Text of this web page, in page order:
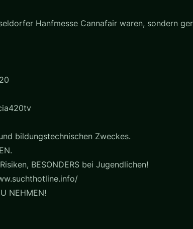
Hanfmesse Cannafair waren, sondern
bildungstechnischen Zweckes.
BESONDERS bei Jugendlichen!
NEHMEN!